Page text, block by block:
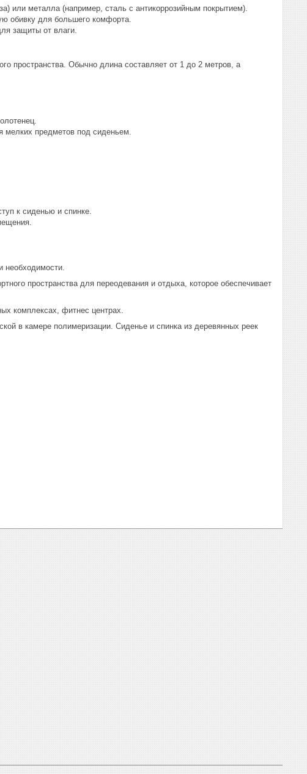
или металла (например, сталь с антикоррозийным покрытием).
обивку для большего комфорта.
защиты от влаги.
пространства. Обычно длина составляет от 1 до 2 метров, а
предметов под сиденьем.
к сиденью и спинке.
необходимости.
пространства для переодевания и отдыха, которое обеспечивает
комплексах, фитнес центрах.
в камере полимеризации. Сиденье и спинка из деревянных реек